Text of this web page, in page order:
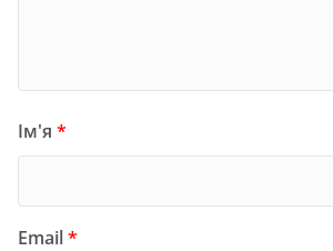
Ім'я *
Email*